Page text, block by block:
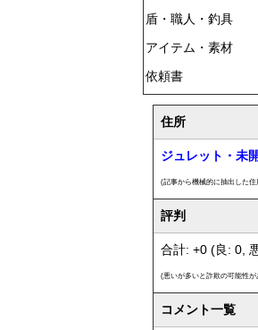
盾・職人・釣具
アイテム・素材
依頼書
住所
ジュレット・未
(記事から機械的に抽出した
評判
合計: +0 (良: 0,
(悪いが多いと詐欺の可能性
コメント一覧